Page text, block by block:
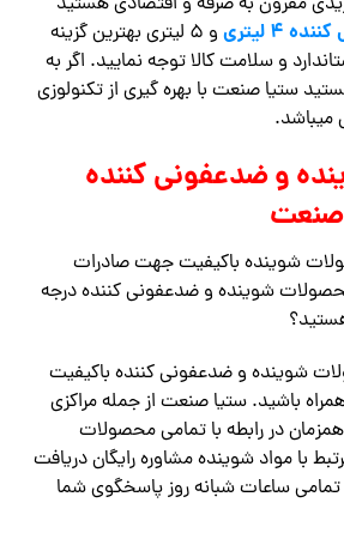
لیتری
و ۵ لیتری بهترین گزینه
و سلامت کالا توجه نمایید. اگر به
ستیا صنعت با بهره گیری از تکنولوزی
میباشد.
و ضدعفونی کننده
صنعت
شوینده باکیفیت جهت صادرات
شوینده و ضدعفونی کننده درجه
شوینده و ضدعفونی کننده باکیفیت
باشید. ستیا صنعت از جمله مراکزی
در رابطه با تمامی محصولات
با مواد شوینده مشاوره رایگان دریافت
تمامی ساعات شبانه روز پاسخگوی شما